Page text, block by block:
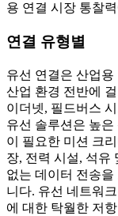
용 연결 시장 통찰
연결 유형별
유선 연결은 산업용
산업 환경 전반에
이더넷, 필드버스
유선 솔루션은 높
이 필요한 미션 크
장, 전력 시설, 석유
없는 데이터 전송
니다. 유선 네트워
에 대한 탁월한 저